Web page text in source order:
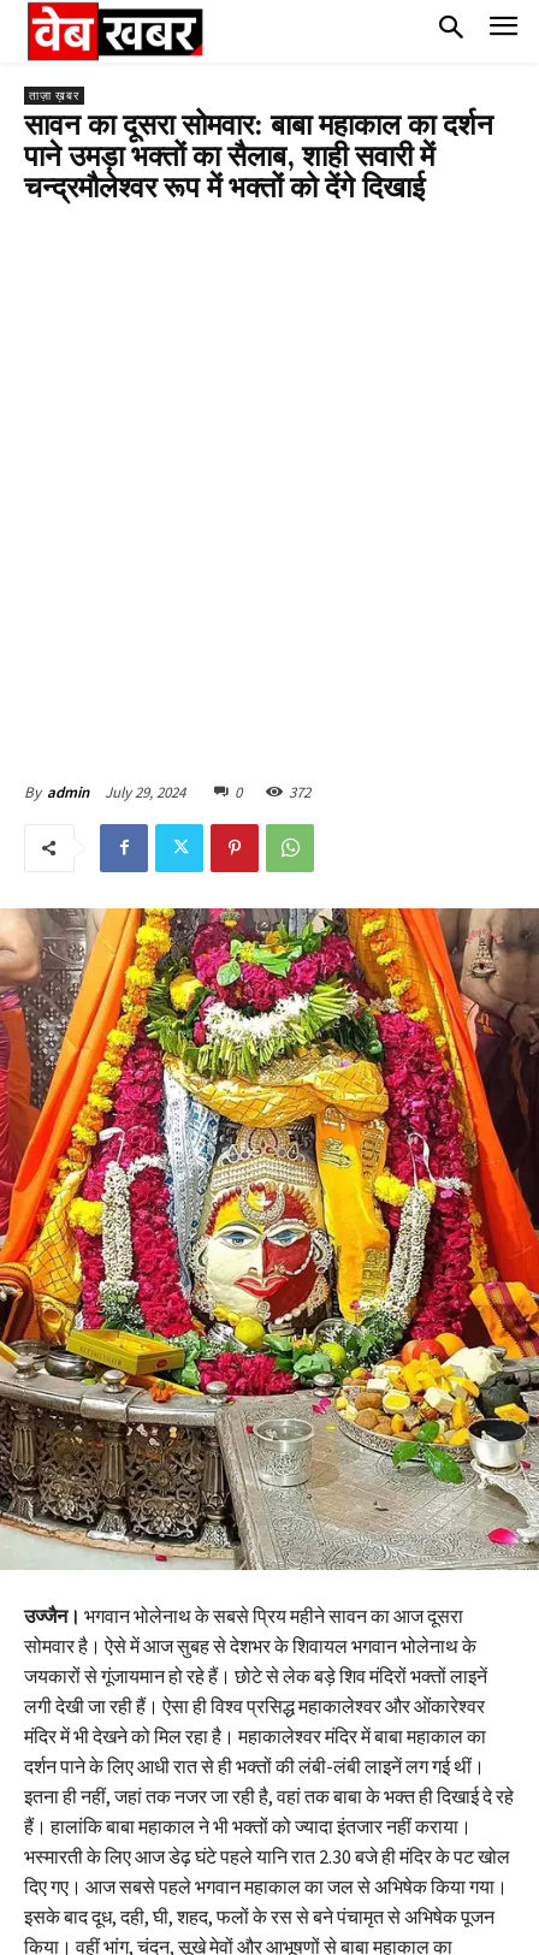
ताज़ा ख़बर
सावन का दूसरा सोमवार: बाबा महाकाल का दर्शन
पाने उमड़ा भक्तों का सैलाब, शाही सवारी में
चन्द्रमौलेश्वर रूप में भक्तों को देंगे दिखाई
By admin July 29, 2024 0 372
उज्जैन। भगवान भोलेनाथ के सबसे प्रिय महीने सावन का आज दूसरा
सोमवार है। ऐसे में आज सुबह से देशभर के शिवायल भगवान भोलेनाथ के
जयकारों से गूंजायमान हो रहे हैं। छोटे से लेक बड़े शिव मंदिरों भक्तों लाइनें
लगी देखी जा रही हैं। ऐसा ही विश्व प्रसिद्ध महाकालेश्वर और ओंकारेश्वर
मंदिर में भी देखने को मिल रहा है। महाकालेश्वर मंदिर में बाबा महाकाल का
दर्शन पाने के लिए आधी रात से ही भक्तों की लंबी-लंबी लाइनें लग गई थीं।
इतना ही नहीं, जहां तक नजर जा रही है, वहां तक बाबा के भक्त ही दिखाई दे रहे
हैं। हालांकि बाबा महाकाल ने भी भक्तों को ज्यादा इंतजार नहीं कराया।
भस्मारती के लिए आज डेढ़ घंटे पहले यानि रात 2.30 बजे ही मंदिर के पट खोल
दिए गए। आज सबसे पहले भगवान महाकाल का जल से अभिषेक किया गया।
इसके बाद दूध, दही, घी, शहद, फलों के रस से बने पंचामृत से अभिषेक पूजन
किया। वहीं भांग, चंदन, सूखे मेवों और आभूषणों से बाबा महाकाल का